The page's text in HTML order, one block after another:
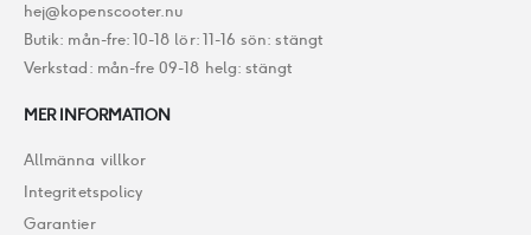
hej@kopenscooter.nu
Butik: mån-fre: 10-18 lör: 11-16 sön: stängt
Verkstad: mån-fre 09-18 helg: stängt
MER INFORMATION
Allmänna villkor
Integritetspolicy
Garantier